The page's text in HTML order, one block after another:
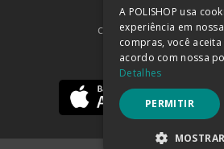
COMPRA 100% SEGURA
BAIXE NOSSO APP
A POLISHOP usa
experiência em
compras, você
acordo com nossa
Detalhes
PERMITIR